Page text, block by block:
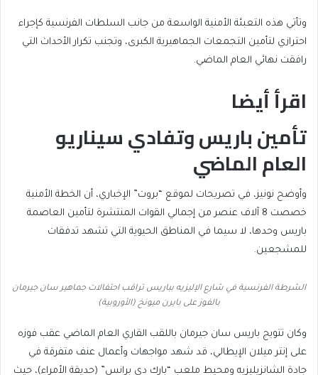
وتأتي هذه التعبئة الأمنية الواسعة من جانب السلطات الفرنسية كإجراء
احترازي لتأمين التجمعات الجماهيرية الكبرى، وتجنب تكرار الأحداث التي
رافقت نهائي العام الماضي.
اقرأ أيضا
list
2
items
end
list
تأمين باريس وتفادي سيناريو
العام الماضي
وأوضح نونيز، في تصريحات لموقع “بروت” الإخباري، أن الخطة الأمنية
خصصت 8 آلاف عنصر من إجمالي القوات المنتشرة لتأمين العاصمة
باريس وحدها، لا سيما في المناطق الحيوية التي تشهد تدفقات
للمشجعين.
الشرطة الفرنسية في شارع الإليزيه بباريس تراقب احتفالات جماهير سان جيرمان
بالفوز على بايرن ميونخ (الأوروبية)
وكان تتويج باريس سان جيرمان باللقب القاري العام الماضي عقب فوزه
على إنتر ميلان الإيطالي، قد شهد مواجهات وأعمال عنف متفرقة في
جادة الشانزيليزيه ومحيط ملعب “بارك دي برانس” (حديقة الأمراء)، حيث